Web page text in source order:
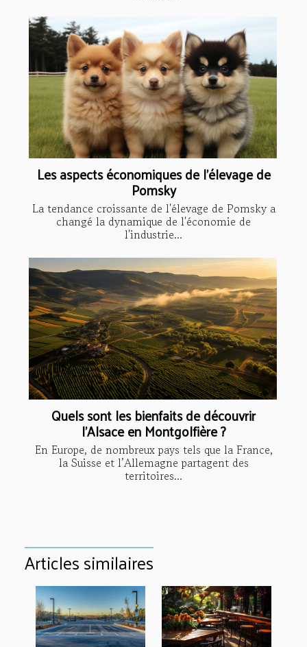
Les aspects économiques de l'élevage de
Pomsky
La tendance croissante de l'élevage de Pomsky a
changé la dynamique de l'économie de
l'industrie...
Quels sont les bienfaits de découvrir
l’Alsace en Montgolfière ?
En Europe, de nombreux pays tels que la France,
la Suisse et l’Allemagne partagent des
territoires...
Articles similaires